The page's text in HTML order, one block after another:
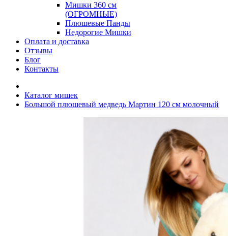
Мишки 360 см
(ОГРОМНЫЕ)
Плюшевые Панды
Недорогие Мишки
Оплата и доставка
Отзывы
Блог
Контакты
Каталог мишек
Большой плюшевый медведь Мартин 120 см молочный